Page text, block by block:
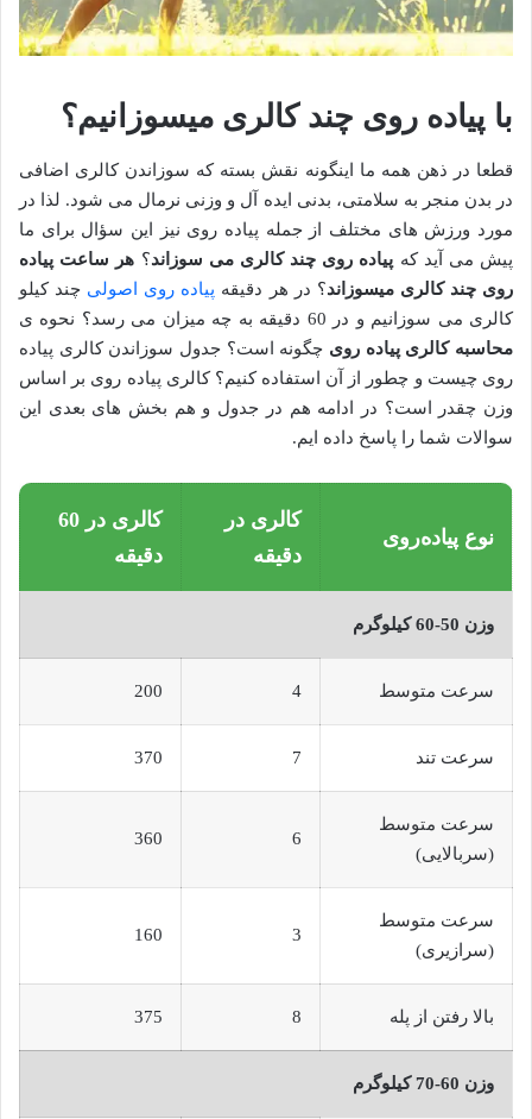
با پیاده روی چند کالری میسوزانیم؟
قطعا در ذهن همه ما اینگونه نقش بسته که سوزاندن کالری اضافی
در بدن منجر به سلامتی، بدنی ایده آل و وزنی نرمال می شود. لذا در
مورد ورزش های مختلف از جمله پیاده روی نیز این سؤال برای ما
پیش می آید که پیاده روی چند کالری می سوزاند؟ هر ساعت پیاده
روی چند کالری میسوزاند؟ در هر دقیقه پیاده روی اصولی چند کیلو
کالری می سوزانیم و در 60 دقیقه به چه میزان می رسد؟ نحوه ی
محاسبه کالری پیاده روی چگونه است؟ جدول سوزاندن کالری پیاده
روی چیست و چطور از آن استفاده کنیم؟ کالری پیاده روی بر اساس
وزن چقدر است؟ در ادامه هم در جدول و هم بخش های بعدی این
سوالات شما را پاسخ داده ایم.
نوع پیاده‌روی
کالری در
دقیقه
کالری در 60
دقیقه
وزن 50-60 کیلوگرم
سرعت متوسط 4
200
سرعت تند 7
370
سرعت متوسط
(سربالایی)
6
360
سرعت متوسط
(سرازیری)
3
160
بالا رفتن از پله 8
375
وزن 60-70 کیلوگرم